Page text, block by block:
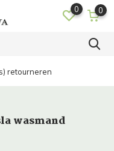
0 0
retourneren
wasmand